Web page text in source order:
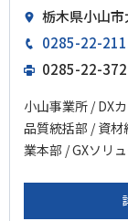
栃木県小山
0285-22-
0285-22-
小山事業所 / DX
品質統括部 / 資
業本部 / GXソリ